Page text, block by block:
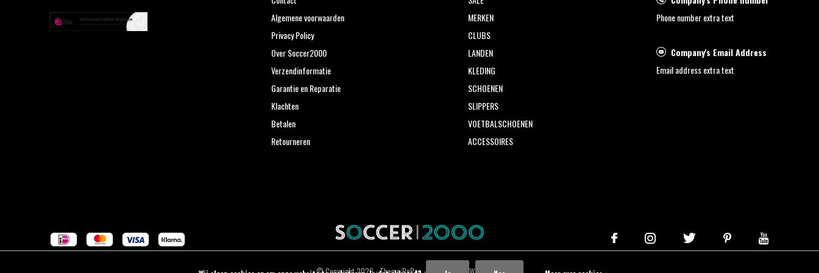
Algemene voorwaarden
Privacy Policy
Over Soccer2000
Verzendinformatie
Garantie en Reparatie
Klachten
Betalen
Retourneren
MERKEN
CLUBS
LANDEN
KLEDING
SCHOENEN
SLIPPERS
VOETBALSCHOENEN
ACCESSOIRES
Phone number extra text
Company's Email Address
Email address extra text